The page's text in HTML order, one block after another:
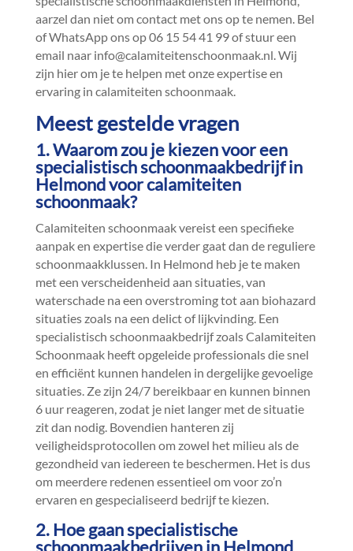
aarzel dan niet om contact met ons op te nemen.​ Bel
of WhatsApp ons op 06 15 54 41 99 of stuur een
email naar info@calamiteitenschoonmaak.​nl.​ Wij
zijn hier om je te helpen met onze expertise en
ervaring in calamiteiten schoonmaak.​
Meest gestelde vragen
1.​ Waarom zou je kiezen voor een
specialistisch schoonmaakbedrijf in
Helmond voor calamiteiten
schoonmaak?
Calamiteiten schoonmaak vereist een specifieke
aanpak en expertise die verder gaat dan de reguliere
schoonmaakklussen.​ In Helmond heb je te maken
met een verscheidenheid aan situaties, van
waterschade na een overstroming tot aan biohazard
situaties zoals na een delict of lijkvinding.​ Een
specialistisch schoonmaakbedrijf zoals Calamiteiten
Schoonmaak heeft opgeleide professionals die snel
en efficiënt kunnen handelen in dergelijke gevoelige
situaties.​ Ze zijn 24/7 bereikbaar en kunnen binnen
6 uur reageren, zodat je niet langer met de situatie
zit dan nodig.​ Bovendien hanteren zij
veiligheidsprotocollen om zowel het milieu als de
gezondheid van iedereen te beschermen.​ Het is dus
om meerdere redenen essentieel om voor zo’n
ervaren en gespecialiseerd bedrijf te kiezen.​
2.​ Hoe gaan specialistische
schoonmaakbedrijven in Helmond